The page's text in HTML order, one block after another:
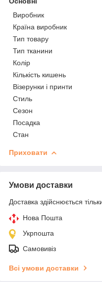
Виробник
Країна виробник
Тип товару
Тип тканини
Колір
Кількість кишень
Візерунки і принти
Стиль
Сезон
Посадка
Стан
Приховати
Умови доставки
Доставка здійснюється
Нова Пошта
Укрпошта
Самовивіз
Всі умови доставки